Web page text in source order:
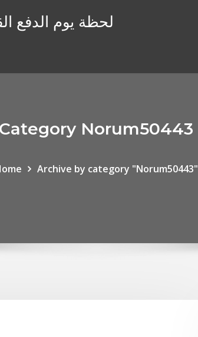
لحظة يوم الدفع
Category Norum50443
Archive by category "Norum50443"